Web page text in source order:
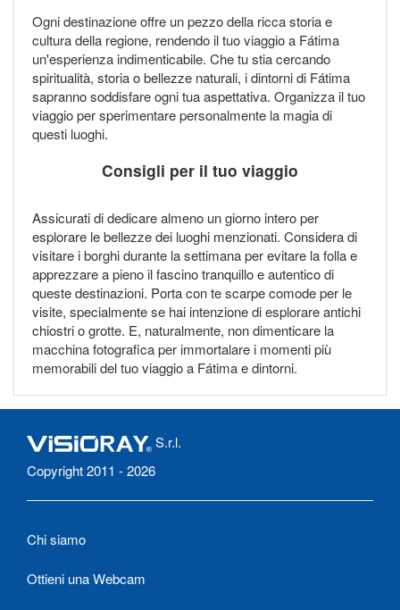
Ogni destinazione offre un pezzo della ricca storia e
cultura della regione, rendendo il tuo viaggio a Fátima
un'esperienza indimenticabile. Che tu stia cercando
spiritualità, storia o bellezze naturali, i dintorni di Fátima
sapranno soddisfare ogni tua aspettativa. Organizza il tuo
viaggio per sperimentare personalmente la magia di
questi luoghi.
Consigli per il tuo viaggio
Assicurati di dedicare almeno un giorno intero per
esplorare le bellezze dei luoghi menzionati. Considera di
visitare i borghi durante la settimana per evitare la folla e
apprezzare a pieno il fascino tranquillo e autentico di
queste destinazioni. Porta con te scarpe comode per le
visite, specialmente se hai intenzione di esplorare antichi
chiostri o grotte. E, naturalmente, non dimenticare la
macchina fotografica per immortalare i momenti più
memorabili del tuo viaggio a Fátima e dintorni.
S.r.l.
Copyright 2011 - 2026
Chi siamo
Ottieni una Webcam